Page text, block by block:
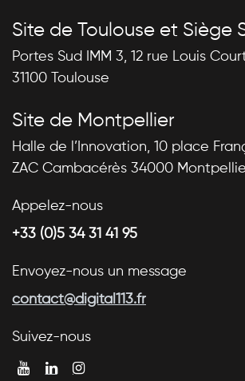
Site de Toulouse et Siège
Portes Sud IMM 3, 12 rue Louis
31100 Toulouse
Site de Montpellier
Halle de l’Innovation, 10 place
ZAC Cambacérès 34000
Appelez-nous
+33 (0)5 34 31 41 95
Envoyez-nous un message
contact@digital113.fr
Suivez-nous